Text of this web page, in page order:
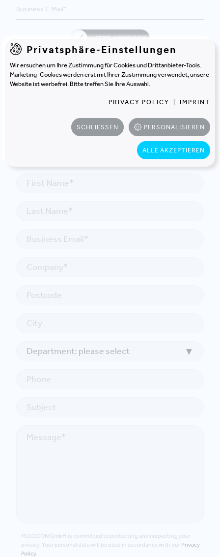
JETZT ANMELDEN
In Kontakt treten
M.O.O.CON GmbH is committed to protecting and respecting your
privacy. Your personal data will be used in accordance with our Privacy
Policy.
Privatsphäre-Einstellungen
Wir ersuchen um Ihre Zustimmung für Cookies und Drittanbieter-Tools.
Marketing-Cookies werden erst mit Ihrer Zustimmung verwendet, unsere
Website ist werbefrei. Bitte treffen Sie Ihre Auswahl.
PRIVACY POLICY IMPRINT
SCHLIESSEN PERSONALISIEREN
ALLE AKZEPTIEREN